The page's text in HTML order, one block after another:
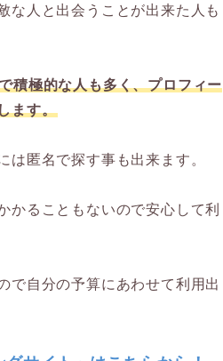
な人と出会うことが出来た人も
積極的な人も多く、プロフィー
ます。
匿名で探す事も出来ます。
かることもないので安心して利
で自分の予算にあわせて利用出